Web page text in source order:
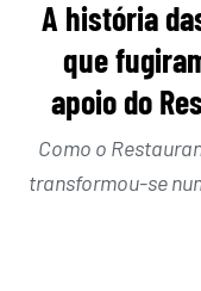
A história
que
apoio do
Como o
transformou-se